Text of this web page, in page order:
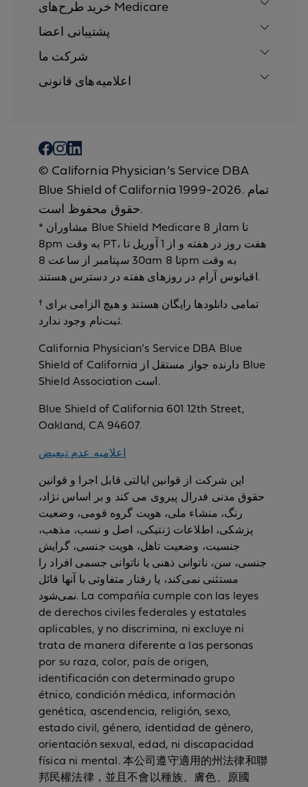
خرید طرح‌های Medicare
پشتیبانی اعضا
شرکت ما
اعلامیه‌های قانونی
© California Physician’s Service DBA
Blue Shield of California 1999-2026. تمام
حقوق محفوظ است.
* مشاوران Blue Shield Medicare از 8am تا
8pm به وقت PT، هفت روز در هفته و از 1 آوریل تا
30 سپتامبر از ساعت 8am تا 8pm به وقت
اقیانوس آرام در روزهای هفته در دسترس هستند.
† تمامی دانلودها رایگان هستند و هیچ الزامی برای
ثبت‌نام وجود ندارد.
California Physician’s Service DBA Blue
Shield of California دارنده جواز مستقل از Blue
Shield Association است.
Blue Shield of California 601 12th Street,
Oakland, CA 94607.
اعلامیه عدم تبعیض
این شرکت از قوانین ایالتی قابل اجرا و قوانین
حقوق مدنی فدرال پیروی می کند و بر اساس نژاد،
رنگ، منشاء ملی، هویت گروه قومی، وضعیت
پزشکی، اطلاعات ژنتیکی، اصل و نسب، مذهب،
جنسیت، وضعیت تاهل، هویت جنسی، گرایش
جنسی، سن، ناتوانی ذهنی یا ناتوانی جسمی افراد را
مستثنی نمی‌کند، یا رفتار متفاوتی با آنها قائل
نمی‌شود. La compañía cumple con las leyes
de derechos civiles federales y estatales
aplicables, y no discrimina, ni excluye ni
trata de manera diferente a las personas
por su raza, color, país de origen,
identificación con determinado grupo
étnico, condición médica, información
genética, ascendencia, religión, sexo,
estado civil, género, identidad de género,
orientación sexual, edad, ni discapacidad
física ni mental. 本公司遵守適用的州法律和聯
邦民權法律，並且不會以種族、膚色、原國